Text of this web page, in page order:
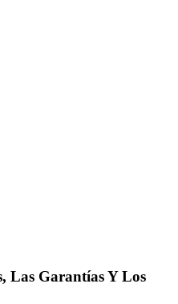
Las Garantías Y Los